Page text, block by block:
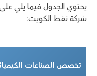
يحتوي الجدول فيما يلي
شركة نفط الكويت:
تخصص الصناعات